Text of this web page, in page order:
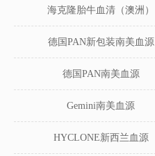
海克隆胎牛血清（澳洲）
德国PAN新包装南美血源
德国PAN南美血源
Gemini南美血源
HYCLONE新西兰血源